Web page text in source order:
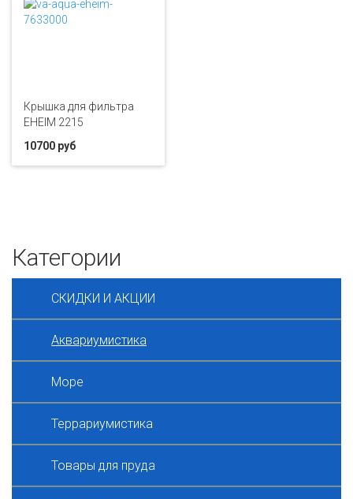
Крышка для фильтра
EHEIM 2215
10700 руб
Категории
СКИДКИ И АКЦИИ
Аквариумистика
Море
Террариумистика
Товары для пруда